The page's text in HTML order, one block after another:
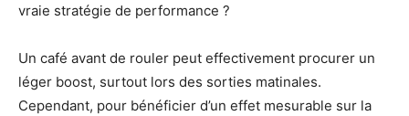
vraie stratégie de performance ?
Un café avant de rouler peut effectivement procurer un
léger boost, surtout lors des sorties matinales.
Cependant, pour bénéficier d’un effet mesurable sur la